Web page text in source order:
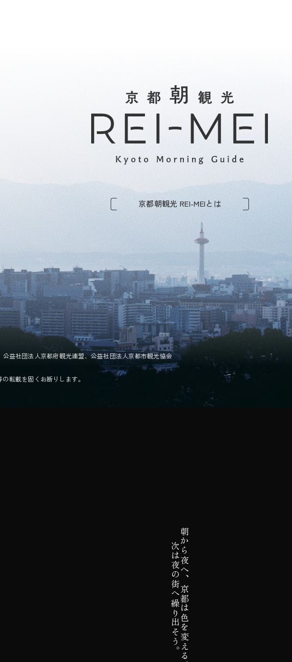
京都朝観光 REI-MEIとは
益社団法人京都府観光連盟、公益社団法人京都市観光協会
転載を固くお断りします。
朝から夜へ、京都は色を変える。
次は夜の街へ繰り出そう。